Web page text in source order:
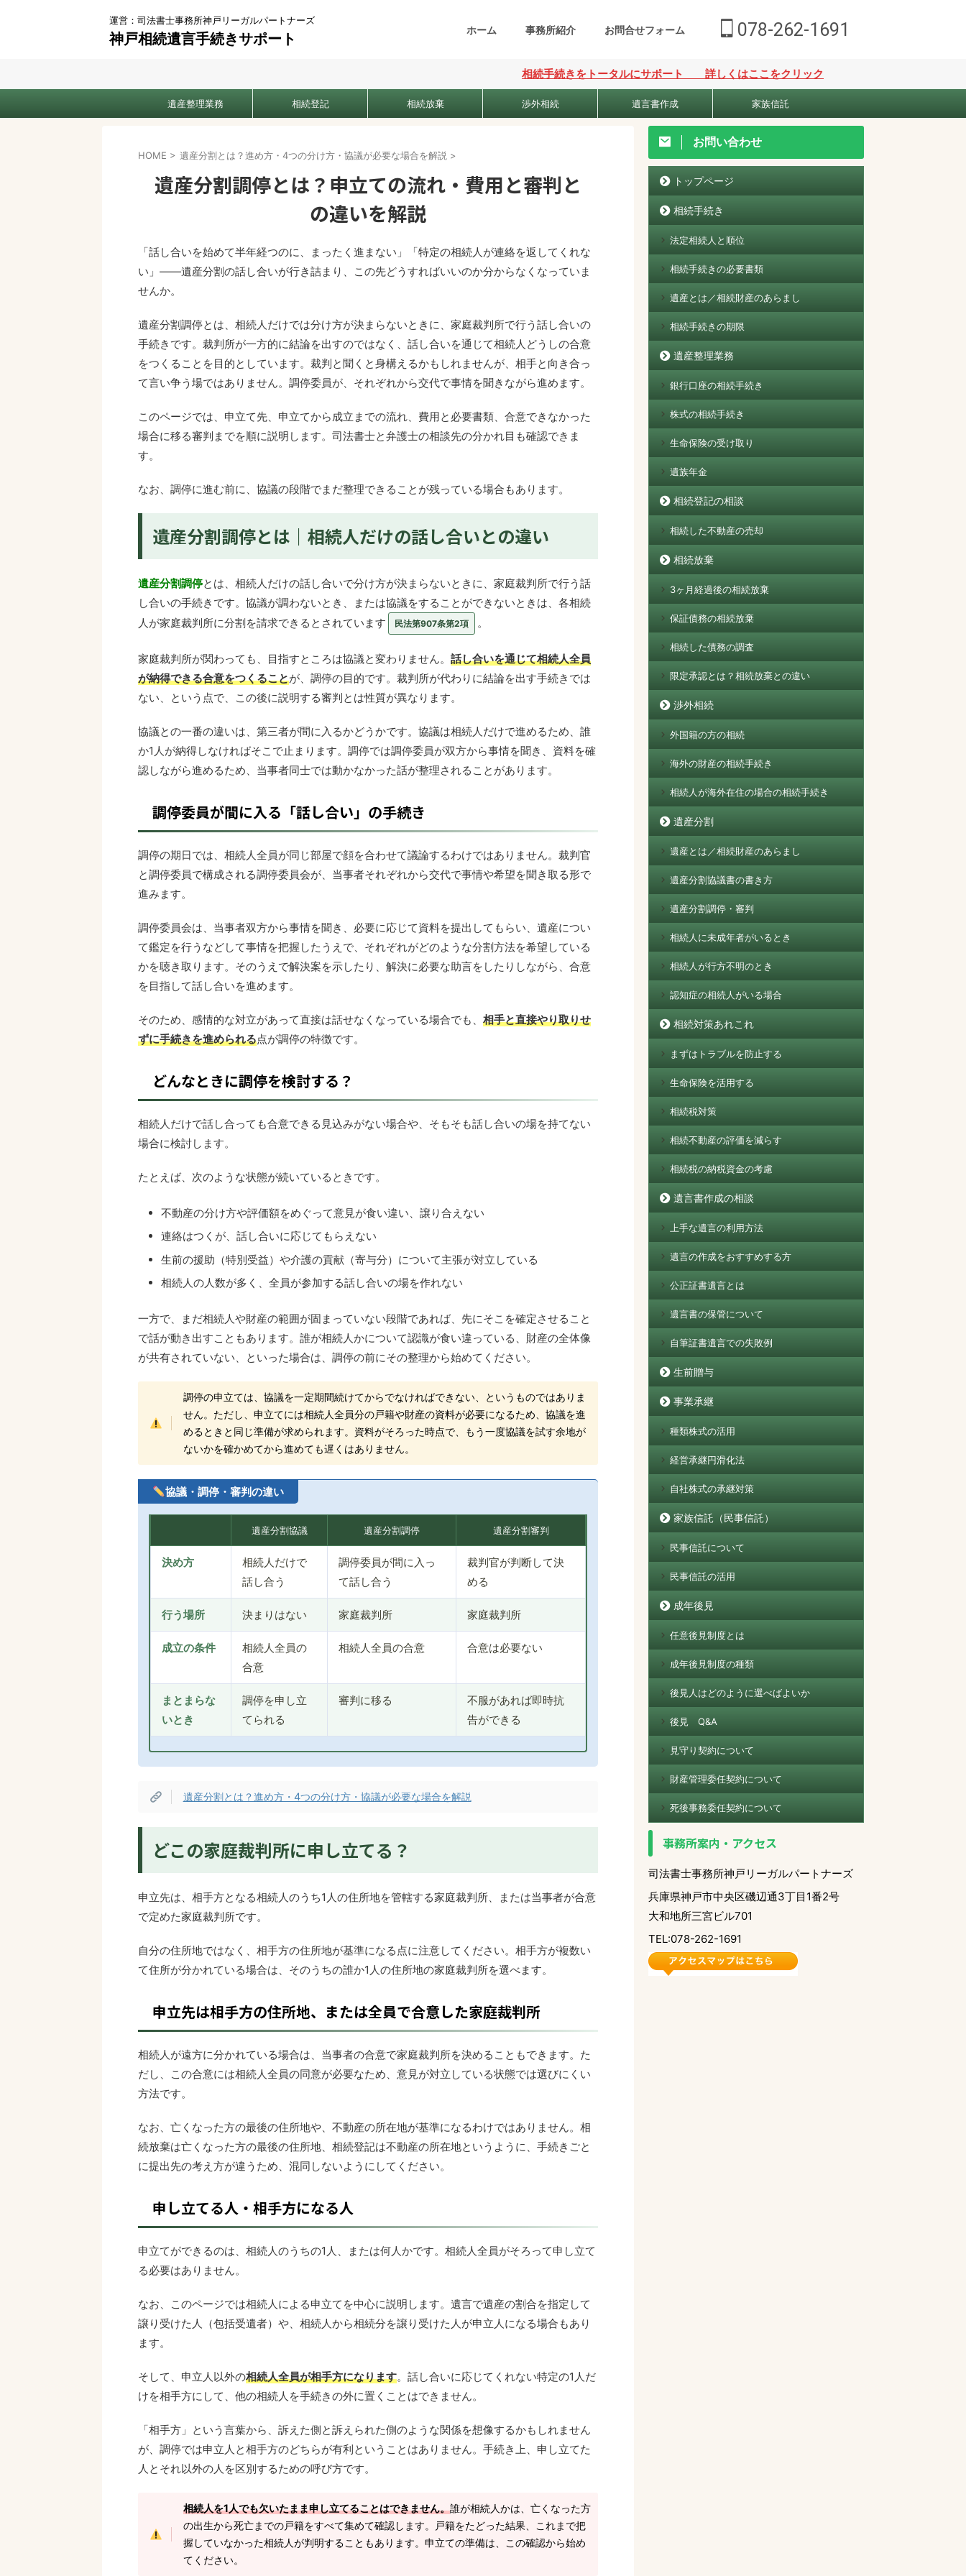
運営：司法書士事務所神戸リーガルパートナーズ
神戸相続遺言手続きサポート
ホーム 事務所紹介 お問合せフォーム 078-262-1691
相続手続きをトータルにサポート 詳しくはここをクリック
遺産整理業務 相続登記 相続放棄 渉外相続 遺言書作成 家族信託
HOME > 遺産分割とは？進め方・4つの分け方・協議が必要な場合を解説 >
遺産分割調停とは？申立ての流れ・費用と審判と
の違いを解説
「話し合いを始めて半年経つのに、まったく進まない」「特定の相続人が連絡を返してくれな
い」——遺産分割の話し合いが行き詰まり、この先どうすればいいのか分からなくなっていま
せんか。
遺産分割調停とは、相続人だけでは分け方が決まらないときに、家庭裁判所で行う話し合いの
手続きです。裁判所が一方的に結論を出すのではなく、話し合いを通じて相続人どうしの合意
をつくることを目的としています。裁判と聞くと身構えるかもしれませんが、相手と向き合っ
て言い争う場ではありません。調停委員が、それぞれから交代で事情を聞きながら進めます。
このページでは、申立て先、申立てから成立までの流れ、費用と必要書類、合意できなかった
場合に移る審判までを順に説明します。司法書士と弁護士の相談先の分かれ目も確認できま
す。
なお、調停に進む前に、協議の段階でまだ整理できることが残っている場合もあります。
遺産分割調停とは｜相続人だけの話し合いとの違い
遺産分割調停とは、相続人だけの話し合いで分け方が決まらないときに、家庭裁判所で行う話
し合いの手続きです。協議が調わないとき、または協議をすることができないときは、各相続
人が家庭裁判所に分割を請求できるとされています
民法第907条第2項 。
家庭裁判所が関わっても、目指すところは協議と変わりません。 話し合いを通じて相続人全員
が納得できる合意をつくることが、調停の目的です。裁判所が代わりに結論を出す手続きでは
ない、という点で、この後に説明する審判とは性質が異なります。
協議との一番の違いは、第三者が間に入るかどうかです。協議は相続人だけで進めるため、誰
か1人が納得しなければそこで止まります。調停では調停委員が双方から事情を聞き、資料を確
認しながら進めるため、当事者同士では動かなかった話が整理されることがあります。
調停委員が間に入る「話し合い」の手続き
調停の期日では、相続人全員が同じ部屋で顔を合わせて議論するわけではありません。裁判官
と調停委員で構成される調停委員会が、当事者それぞれから交代で事情や希望を聞き取る形で
進みます。
調停委員会は、当事者双方から事情を聞き、必要に応じて資料を提出してもらい、遺産につい
て鑑定を行うなどして事情を把握したうえで、それぞれがどのような分割方法を希望している
かを聴き取ります。そのうえで解決案を示したり、解決に必要な助言をしたりしながら、合意
を目指して話し合いを進めます。
そのため、感情的な対立があって直接は話せなくなっている場合でも、 相手と直接やり取りせ
ずに手続きを進められる点が調停の特徴です。
どんなときに調停を検討する？
相続人だけで話し合っても合意できる見込みがない場合や、そもそも話し合いの場を持てない
場合に検討します。
たとえば、次のような状態が続いているときです。
不動産の分け方や評価額をめぐって意見が食い違い、譲り合えない
連絡はつくが、話し合いに応じてもらえない
生前の援助（特別受益）や介護の貢献（寄与分）について主張が対立している
相続人の人数が多く、全員が参加する話し合いの場を作れない
一方で、まだ相続人や財産の範囲が固まっていない段階であれば、先にそこを確定させること
で話が動き出すこともあります。誰が相続人かについて認識が食い違っている、財産の全体像
が共有されていない、といった場合は、調停の前にその整理から始めてください。
調停の申立ては、協議を一定期間続けてからでなければできない、というものではありま
せん。ただし、申立てには相続人全員分の戸籍や財産の資料が必要になるため、協議を進
めるときと同じ準備が求められます。資料がそろった時点で、もう一度協議を試す余地が
ないかを確かめてから進めても遅くはありません。
協議・調停・審判の違い
遺産分割協議 遺産分割調停 遺産分割審判
決め方
相続人だけで
話し合う
調停委員が間に入っ
て話し合う
裁判官が判断して決
める
行う場所 決まりはない 家庭裁判所 家庭裁判所
成立の条件
相続人全員の
合意
相続人全員の合意 合意は必要ない
まとまらな
いとき
調停を申し立
てられる
審判に移る
不服があれば即時抗
告ができる
遺産分割とは？進め方・4つの分け方・協議が必要な場合を解説
どこの家庭裁判所に申し立てる？
申立先は、相手方となる相続人のうち1人の住所地を管轄する家庭裁判所、または当事者が合意
で定めた家庭裁判所です。
自分の住所地ではなく、相手方の住所地が基準になる点に注意してください。相手方が複数い
て住所が分かれている場合は、そのうちの誰か1人の住所地の家庭裁判所を選べます。
申立先は相手方の住所地、または全員で合意した家庭裁判所
相続人が遠方に分かれている場合は、当事者の合意で家庭裁判所を決めることもできます。た
だし、この合意には相続人全員の同意が必要なため、意見が対立している状態では選びにくい
方法です。
なお、亡くなった方の最後の住所地や、不動産の所在地が基準になるわけではありません。相
続放棄は亡くなった方の最後の住所地、相続登記は不動産の所在地というように、手続きごと
に提出先の考え方が違うため、混同しないようにしてください。
申し立てる人・相手方になる人
申立てができるのは、相続人のうちの1人、または何人かです。相続人全員がそろって申し立て
る必要はありません。
なお、このページでは相続人による申立てを中心に説明します。遺言で遺産の割合を指定して
譲り受けた人（包括受遺者）や、相続人から相続分を譲り受けた人が申立人になる場合もあり
ます。
そして、申立人以外の相続人全員が相手方になります。話し合いに応じてくれない特定の1人だ
けを相手方にして、他の相続人を手続きの外に置くことはできません。
「相手方」という言葉から、訴えた側と訴えられた側のような関係を想像するかもしれません
が、調停では申立人と相手方のどちらが有利ということはありません。手続き上、申し立てた
人とそれ以外の人を区別するための呼び方です。
相続人を1人でも欠いたまま申し立てることはできません。誰が相続人かは、亡くなった方
の出生から死亡までの戸籍をすべて集めて確認します。戸籍をたどった結果、これまで把
握していなかった相続人が判明することもあります。申立ての準備は、この確認から始め
てください。
お問い合わせ
トップページ
相続手続き
法定相続人と順位
相続手続きの必要書類
遺産とは／相続財産のあらまし
相続手続きの期限
遺産整理業務
銀行口座の相続手続き
株式の相続手続き
生命保険の受け取り
遺族年金
相続登記の相談
相続した不動産の売却
相続放棄
3ヶ月経過後の相続放棄
保証債務の相続放棄
相続した債務の調査
限定承認とは？相続放棄との違い
渉外相続
外国籍の方の相続
海外の財産の相続手続き
相続人が海外在住の場合の相続手続き
遺産分割
遺産とは／相続財産のあらまし
遺産分割協議書の書き方
遺産分割調停・審判
相続人に未成年者がいるとき
相続人が行方不明のとき
認知症の相続人がいる場合
相続対策あれこれ
まずはトラブルを防止する
生命保険を活用する
相続税対策
相続不動産の評価を減らす
相続税の納税資金の考慮
遺言書作成の相談
上手な遺言の利用方法
遺言の作成をおすすめする方
公正証書遺言とは
遺言書の保管について
自筆証書遺言での失敗例
生前贈与
事業承継
種類株式の活用
経営承継円滑化法
自社株式の承継対策
家族信託（民事信託）
民事信託について
民事信託の活用
成年後見
任意後見制度とは
成年後見制度の種類
後見人はどのように選べばよいか
後見 Q&A
見守り契約について
財産管理委任契約について
死後事務委任契約について
事務所案内・アクセス
司法書士事務所神戸リーガルパートナーズ
兵庫県神戸市中央区磯辺通3丁目1番2号
大和地所三宮ビル701
TEL:078-262-1691